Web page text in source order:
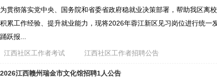
为贯彻落实党中央、国务院和省委省政府稳就业决策部署，帮助我区离
积累工作经验、提升就业能力，现将2026年蓉江新区见习岗位进行统一
踊跃报...
江西社区工作者考试 江西社区工作者招聘公告
2026江西赣州瑞金市文化馆招聘1人公告